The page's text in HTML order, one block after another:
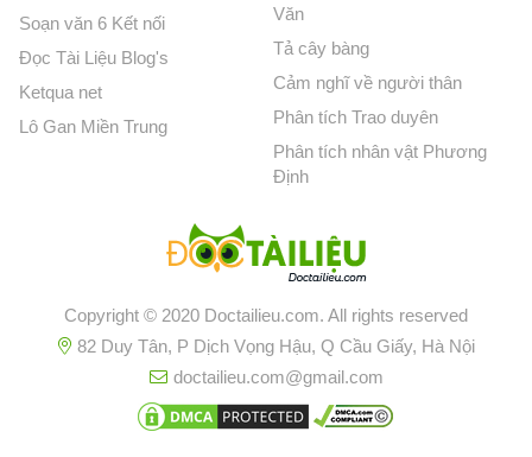
Soạn văn 6 Kết nối
Đọc Tài Liệu Blog's
Ketqua net
Lô Gan Miền Trung
Văn
Tả cây bàng
Cảm nghĩ về người thân
Phân tích Trao duyên
Phân tích nhân vật Phương
Định
Copyright © 2020 Doctailieu.com. All rights reserved
82 Duy Tân, P Dịch Vọng Hậu, Q Cầu Giấy, Hà Nội
doctailieu.com@gmail.com